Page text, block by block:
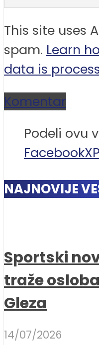
This site uses
spam. Learn
data is
Komentar
Podeli ovu
FacebookX
NAJNOVIJE
Sportski
traže
Gleza
14/07/2026